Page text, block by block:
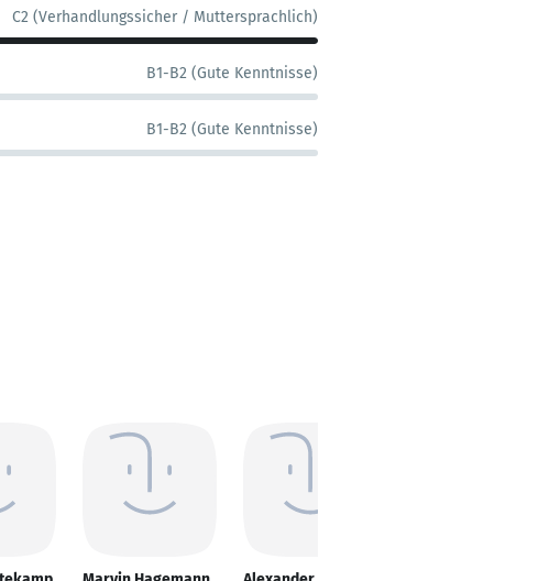
C2 (Verhandlungssicher / Muttersprachlich)
B1-B2 (Gute Kenntnisse)
B1-B2 (Gute Kenntnisse)